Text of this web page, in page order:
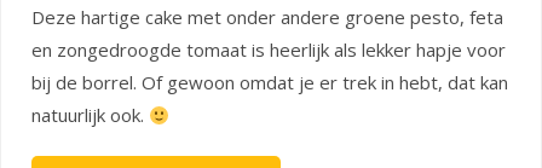
Deze hartige cake met onder andere groene pesto, feta
en zongedroogde tomaat is heerlijk als lekker hapje voor
bij de borrel. Of gewoon omdat je er trek in hebt, dat kan
natuurlijk ook.